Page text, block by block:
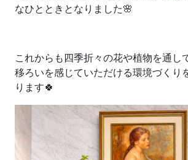
なひとときとなりました🌸
これからも四季折々の花や植物を通し
移ろいを感じていただける環境づくり
ります🍀